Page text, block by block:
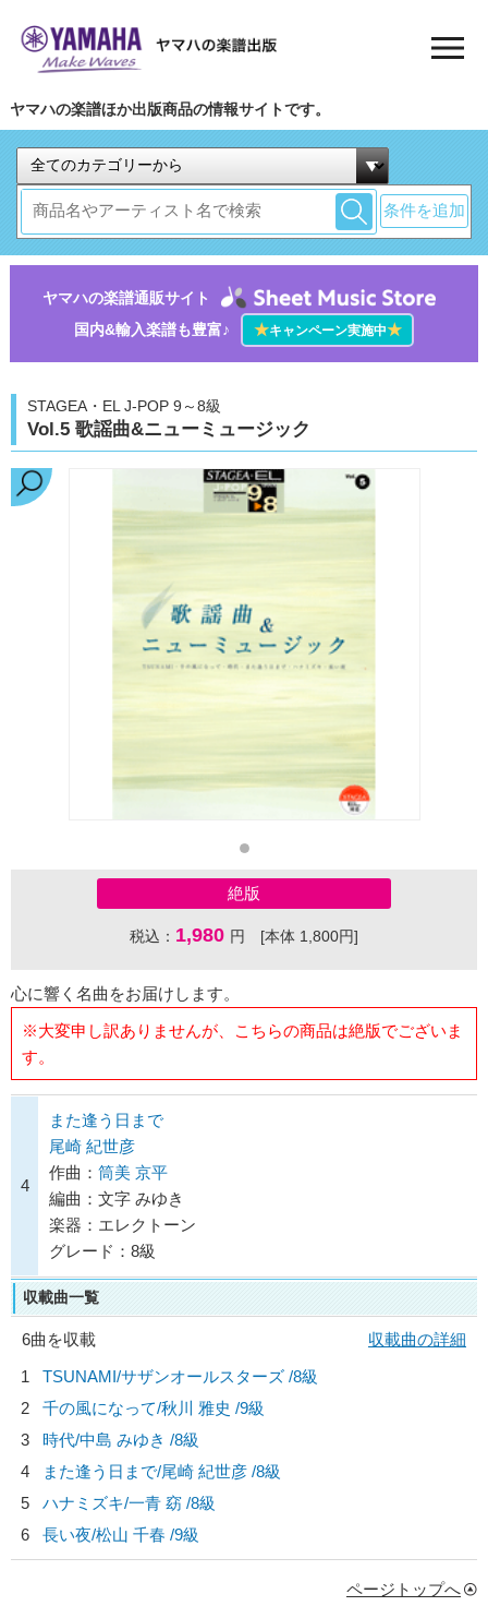
ヤマハの楽譜ほか出版商品の情報サイトです。
条件を追加
ヤマハの楽譜通販サイト
国内&輸入楽譜も豊富♪
★キャンペーン実施中★
STAGEA・EL J-POP 9～8級
Vol.5 歌謡曲&ニューミュージック
絶版
税込： 1,980 円 [本体 1,800円]
心に響く名曲をお届けします。
※大変申し訳ありませんが、こちらの商品は絶版でございま
す。
4
また逢う日まで
尾崎 紀世彦
作曲： 筒美 京平
編曲：文字 みゆき
楽器：エレクトーン
グレード：8級
収載曲一覧
6曲を収載
収載曲の詳細
1
TSUNAMI/サザンオールスターズ /8級
2
千の風になって/秋川 雅史 /9級
3
時代/中島 みゆき /8級
4
また逢う日まで/尾崎 紀世彦 /8級
5
ハナミズキ/一青 窈 /8級
6
長い夜/松山 千春 /9級
ページトップへ